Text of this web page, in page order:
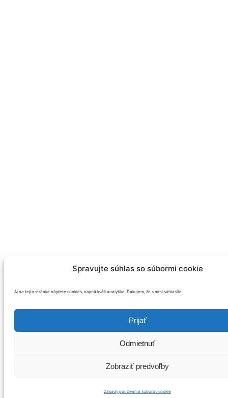
Spravujte súhlas so súbormi cookie
Aj na tejto stránke nájdete cookies, najmä kvôli analytike. Ďakujem, že s nimi súhlasíte.
Prijať
Odmietnuť
Zobraziť predvoľby
Zásady používania súborov cookie